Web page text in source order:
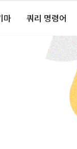
마 쿼리 명령어